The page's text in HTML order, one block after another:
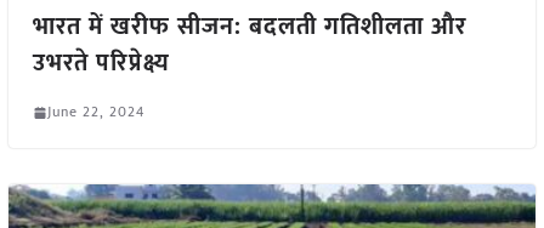
भारत में खरीफ सीजन: बदलती गतिशीलता और
उभरते परिप्रेक्ष्य
June 22, 2024